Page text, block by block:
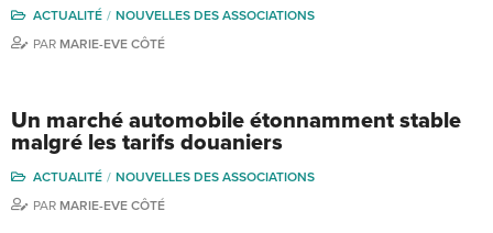
ACTUALITÉ
NOUVELLES DES ASSOCIATIONS
PAR MARIE-EVE CÔTÉ
Un marché automobile étonnamment stable
malgré les tarifs douaniers
ACTUALITÉ
NOUVELLES DES ASSOCIATIONS
PAR MARIE-EVE CÔTÉ